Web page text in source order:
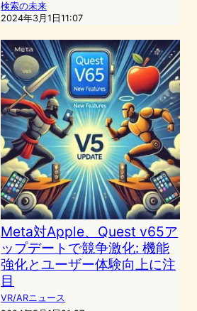
検索の未来
2024年3月1日11:07
Meta対Apple、Quest v65ア
ップデートで競争激化: 機能
強化とユーザー体験向上に注
目
VR/ARニュース